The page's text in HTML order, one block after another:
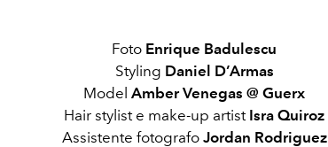
Foto Enrique Badulescu
Styling Daniel D’Armas
Model Amber Venegas @ Guerx
Hair stylist e make-up artist Isra Quiroz
Assistente fotografo Jordan Rodriguez